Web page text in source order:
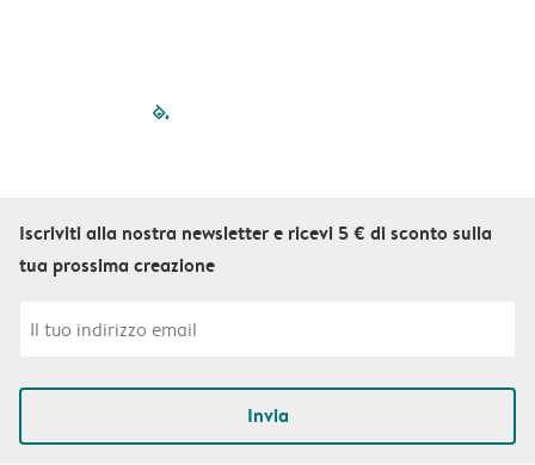
filled-pagination
Iscriviti alla nostra newsletter e ricevi 5 € di sconto sulla
tua prossima creazione
Invia